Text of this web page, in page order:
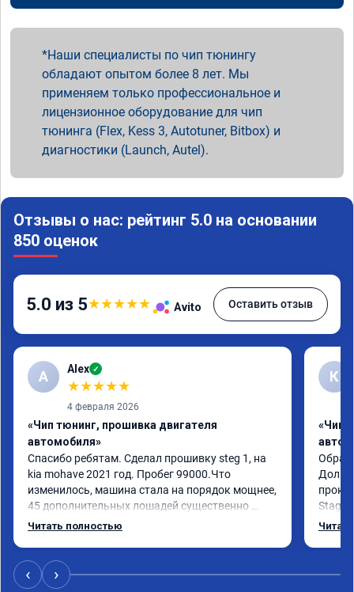
Наши специалисты по чип тюнингу
обладают опытом более 8 лет. Мы
применяем только профессиональное и
лицензионное оборудование для чип
тюнинга (Flex, Kess 3, Autotuner, Bitbox) и
диагностики (Launch, Autel).
Отзывы о нас: рейтинг 5.0 на основании
850 оценок
5.0 из 5★★★★★ Avito Оставить отзыв
A Alex ✓
★★★★★
4 февраля 2026
«Чип тюнинг, прошивка двигателя
автомобиля»
Спасибо ребятам. Сделал прошивку steg 1, на
kia mohave 2021 год. Пробег 99000.Что
изменилось, машина стала на порядок мощнее,
45 дополнительных лошадей существенно
чувствуется и соответственно крутящего
12-12.5. Коробка перестала подпинывать при
наборе скорости. Педаль газа более
Читать полностью
К
«Чип
Долго
Stage
с
‹ ›